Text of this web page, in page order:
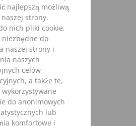
najlepszą możliwą
naszej strony.
nich pliki cookie,
niezbędne do
naszej strony i
naszych
celów
a także te,
wykorzystywane
do anonimowych
lub
komfortowe i
INC.
East-Can Equipment Sales